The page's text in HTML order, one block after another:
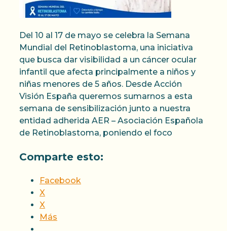
Del 10 al 17 de mayo se celebra la Semana
Mundial del Retinoblastoma, una iniciativa
que busca dar visibilidad a un cáncer ocular
infantil que afecta principalmente a niños y
niñas menores de 5 años. Desde Acción
Visión España queremos sumarnos a esta
semana de sensibilización junto a nuestra
entidad adherida AER – Asociación Española
de Retinoblastoma, poniendo el foco
Comparte esto:
Facebook
X
X
Más